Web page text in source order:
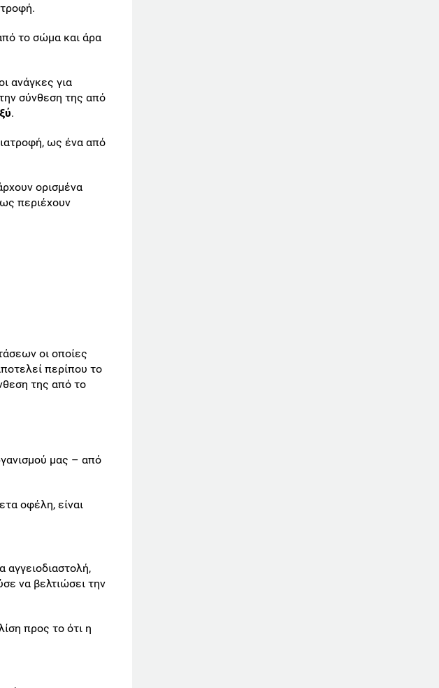
το σώμα και άρα
ανάγκες για
σύνθεση της από
.
ως ένα από
ορισμένα
περιέχουν
οι οποίες
περίπου το
της από το
μας – από
οφέλη, είναι
αγγειοδιαστολή,
να βελτιώσει την
προς το ότι η